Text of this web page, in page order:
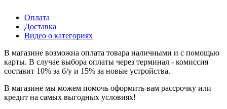
Оплата
Доставка
Видео о категориях
В магазине возможна оплата товара наличными и с помощью
карты. В случае выбора оплаты через терминал - комиссия
составит 10% за б/у и 15% за новые устройства.
В магазине мы можем помочь оформить вам рассрочку или
кредит на самых выгодных условиях!